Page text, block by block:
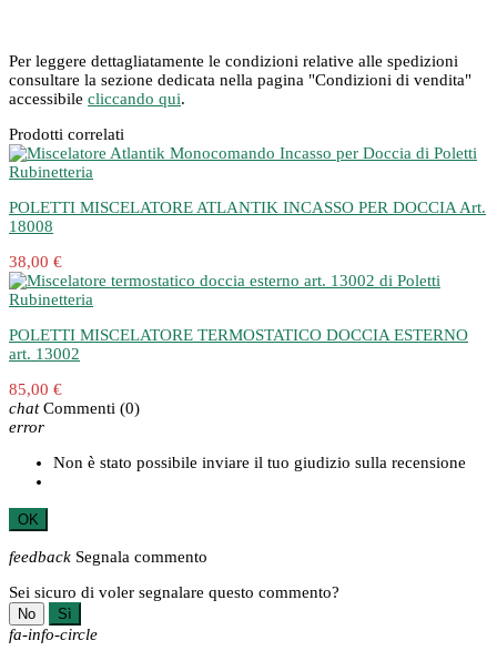
Per leggere dettagliatamente le condizioni relative alle spedizioni
consultare la sezione dedicata nella pagina "Condizioni di vendita"
accessibile cliccando qui.
Prodotti correlati
POLETTI MISCELATORE ATLANTIK INCASSO PER DOCCIA Art.
18008
38,00 €
POLETTI MISCELATORE TERMOSTATICO DOCCIA ESTERNO
art. 13002
85,00 €
chat Commenti (0)
error
Non è stato possibile inviare il tuo giudizio sulla recensione
OK
feedback Segnala commento
Sei sicuro di voler segnalare questo commento?
No Sì
fa-info-circle